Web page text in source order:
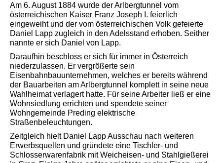
Am 6. August 1884 wurde der Arlbergtunnel vom
österreichischen Kaiser Franz Joseph I. feierlich
eingeweiht und der vom österreichischen Volk gefeierte
Daniel Lapp zugleich in den Adelsstand erhoben. Seither
nannte er sich Daniel von Lapp.
Daraufhin beschloss er sich für immer in Österreich
niederzulassen. Er vergrößerte sein
Eisenbahnbauunternehmen, welches er bereits während
der Bauarbeiten am Arlbergtunnel komplett in seine neue
Wahlheimat verlagert hatte. Für seine Arbeiter ließ er eine
Wohnsiedlung errichten und spendete seiner
Wohngemeinde Preding elektrische
Straßenbeleuchtungen.
Zeitgleich hielt Daniel Lapp Ausschau nach weiteren
Erwerbsquellen und gründete eine Tischler- und
Schlosserwarenfabrik mit Weicheisen- und Stahlgießerei